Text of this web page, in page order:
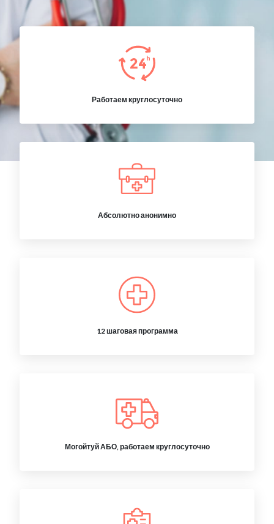
Работаем круглосуточно
Абсолютно анонимно
12 шаговая программа
Могойтуй АБО, работаем круглосуточно